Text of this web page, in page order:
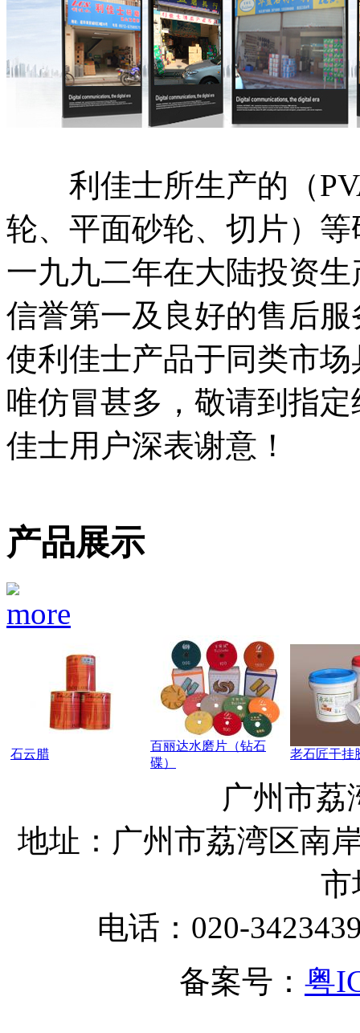
利佳士所生产的（
轮、平面砂轮、切片）
一九九二年在大陆投资
信誉第一及良好的售后
使利佳士产品于同类市
唯仿冒甚多，敬请到指
佳士用户深表谢意！
产品展示
石云腊
百丽达水磨片（钻石
碟）
老石匠干挂
广州市荔
地址：广州市荔湾区南
市
电话：020-
备案号： 粤